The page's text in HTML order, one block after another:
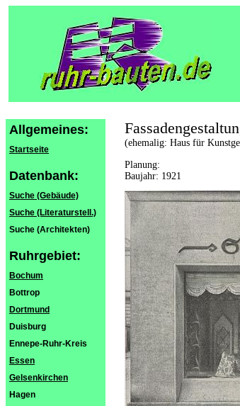
Allgemeines:
Startseite
Datenbank:
Suche (Gebäude)
Suche (Literaturstell.)
Suche (Architekten)
Ruhrgebiet:
Bochum
Bottrop
Dortmund
Duisburg
Ennepe-Ruhr-Kreis
Essen
Gelsenkirchen
Hagen
(ehemalig: Haus für
Planung:
Baujahr: 1921